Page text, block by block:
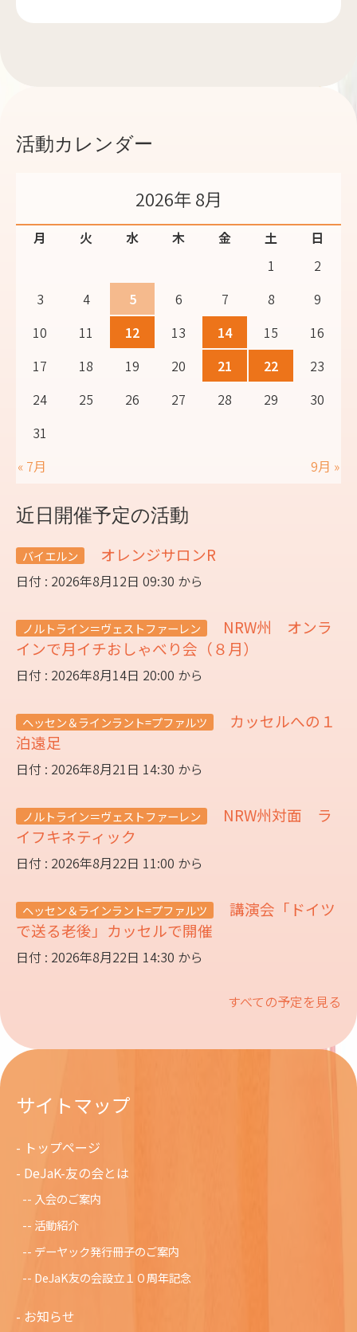
活動カレンダー
2026年 8月
月 火 水 木 金 土
日
1
2
3
4 5 6 7 8
9
10
11 12 13 14 15
16
17
18 19 20 21 22
23
24
25 26 27 28 29
30
31
« 7月
9月 »
近日開催予定の活動
バイエルン オレンジサロンR
日付 : 2026年8月12日 09:30 から
ノルトライン＝ヴェストファーレン
NRW州 オンラ
インで月イチおしゃべり会（８月）
日付 : 2026年8月14日 20:00 から
ヘッセン＆ラインラント=プファルツ
カッセルへの１
泊遠足
日付 : 2026年8月21日 14:30 から
ノルトライン＝ヴェストファーレン
NRW州対面 ラ
イフキネティック
日付 : 2026年8月22日 11:00 から
ヘッセン＆ラインラント=プファルツ
講演会「ドイツ
で送る老後」カッセルで開催
日付 : 2026年8月22日 14:30 から
すべての予定を見る
サイトマップ
トップページ
DeJaK-友の会とは
入会のご案内
活動紹介
デーヤック発行冊子のご案内
DeJaK友の会設立１０周年記念
お知らせ